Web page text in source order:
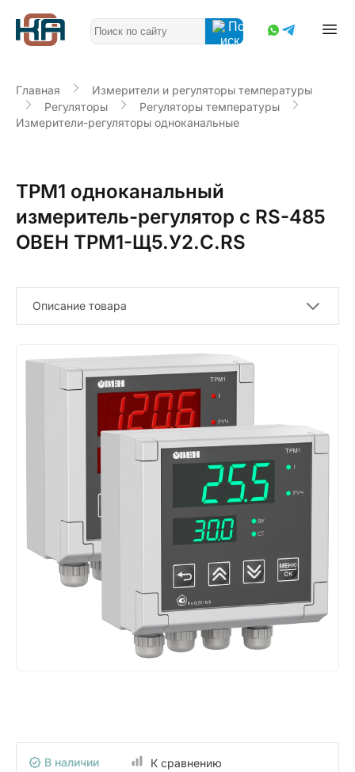
Главная
Измерители и регуляторы температуры
Регуляторы
Регуляторы температуры
Измерители-регуляторы одноканальные
ТРМ1 одноканальный
измеритель-регулятор с RS-485
ОВЕН ТРМ1-Щ5.У2.С.RS
Описание товара
В наличии К сравнению